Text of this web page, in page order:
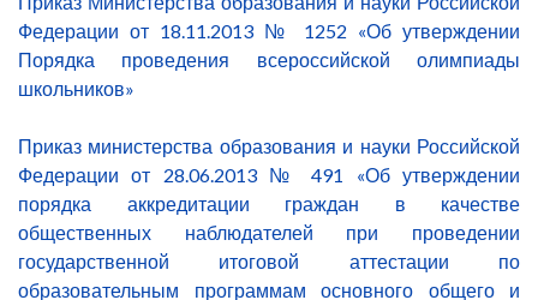
Федерации от 18.11.2013 № 1252 «Об утверждении
Порядка проведения всероссийской олимпиады
школьников»
Приказ министерства образования и науки Российской
Федерации от 28.06.2013 № 491 «Об утверждении
порядка аккредитации граждан в качестве
общественных наблюдателей при проведении
государственной итоговой аттестации по
образовательным программам основного общего и